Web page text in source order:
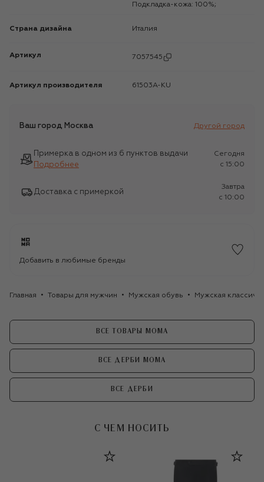
Подкладка-кожа: 100%;
Страна дизайна Италия
Артикул 7057545
Артикул производителя 61503A-KU
Ваш город Москва Другой город
Примерка в одном из 6 пунктов выдачи
Подробнее
Сегодня
c 15:00
Доставка с примеркой
Завтра
c 10:00
Добавить в любимые бренды
Главная Товары для мужчин Мужская обувь Мужская
ВСЕ ТОВАРЫ MOMA
ВСЕ ДЕРБИ MOMA
ВСЕ ДЕРБИ
С ЧЕМ НОСИТЬ